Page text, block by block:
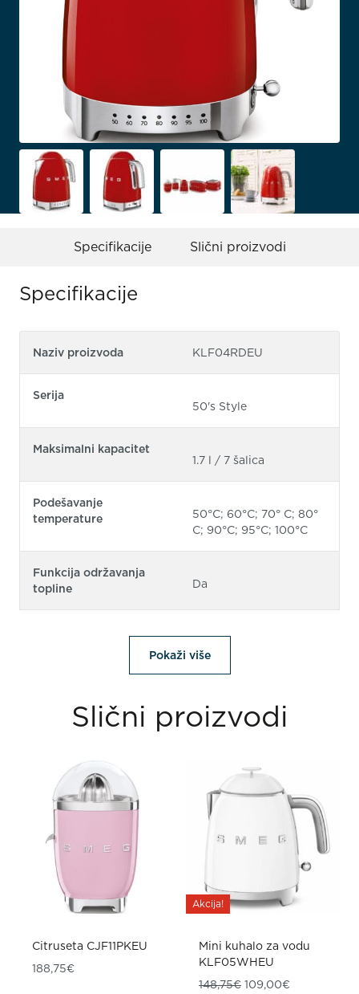
Specifikacije Slični proizvodi
Specifikacije
Naziv proizvoda KLF04RDEU
Serija
50's Style
Maksimalni kapacitet
1.7 l / 7 šalica
Podešavanje
temperature
50°C; 60°C; 70° C; 80°
C; 90°C; 95°C; 100°C
Funkcija održavanja
topline
Da
Pokaži više
Slični proizvodi
Citruseta CJF11PKEU
188,75€
Akcija!
Mini kuhalo za vodu
KLF05WHEU
148,75€ Izvorna cijena bila
109,00€